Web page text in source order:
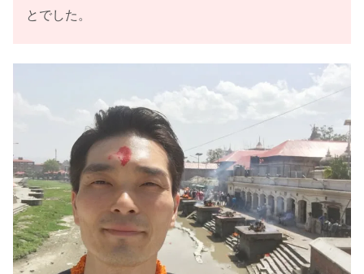
とでした。